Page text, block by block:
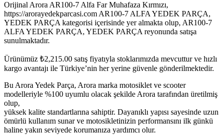
Orijinal Arora AR100-7 Alfa Far Muhafaza Kırmızı,
https://arorayedekparcasi.com AR100-7 ALFA YEDEK PARÇA,
YEDEK PARÇA kategorisi içerisinde yer almakta olup, AR100-7
ALFA YEDEK PARÇA, YEDEK PARÇA reyonunda satışa
sunulmaktadır.
Ürünümüz ₺2,215.00 satış fiyatıyla stoklarımızda mevcuttur ve hızlı
kargo avantajı ile Türkiye’nin her yerine güvenle gönderilmektedir.
Bu Arora Yedek Parça, Arora marka motosiklet ve scooter
modelleriyle %100 uyumlu olacak şekilde Arora tarafından üretilmiş
olup,
yüksek kalite standartlarına sahiptir. Dayanıklı yapısı sayesinde uzun
ömürlü kullanım sunar ve motosikletinizin performansını ilk günkü
haline yakın seviyede korumanıza yardımcı olur.